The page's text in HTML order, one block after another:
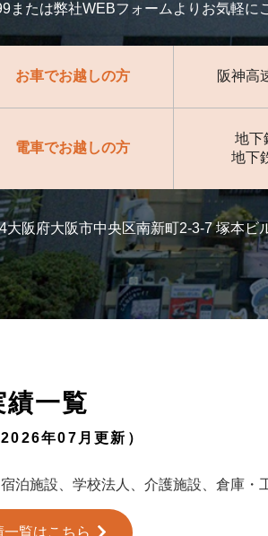
たは弊社WEBフォームよりお気軽に
お車でお越しの方 阪神高
電車でお越しの方
地下
地下
阪府大阪市中央区南新町2-3-7 塚本ビ
績一覧
2026年07月更新）
泊施設、学校法人、介護施設、倉庫・
一覧はこちら